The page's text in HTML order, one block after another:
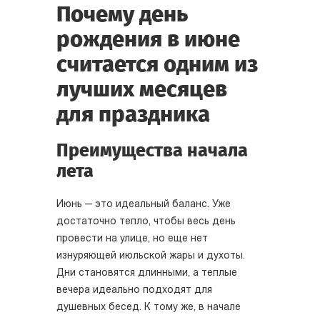
Почему день
рождения в июне
считается одним из
лучших месяцев
для праздника
Преимущества начала
лета
Июнь — это идеальный баланс. Уже
достаточно тепло, чтобы весь день
провести на улице, но еще нет
изнуряющей июльской жары и духоты.
Дни становятся длинными, а теплые
вечера идеально подходят для
душевных бесед. К тому же, в начале